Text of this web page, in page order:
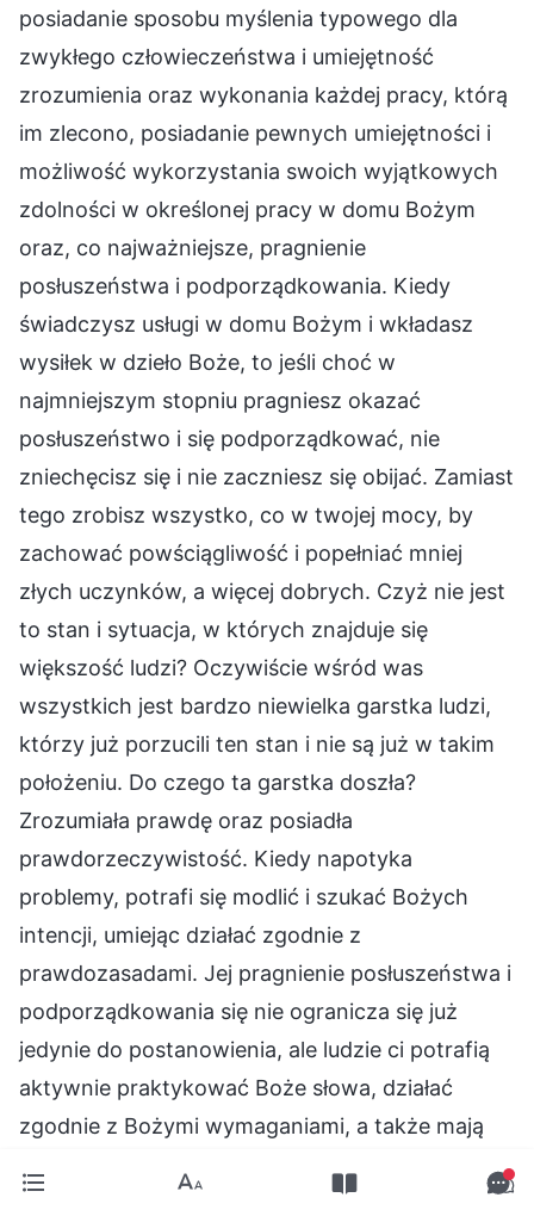
posiadanie sposobu myślenia typowego dla
zwykłego człowieczeństwa i umiejętność
zrozumienia oraz wykonania każdej pracy, którą
im zlecono, posiadanie pewnych umiejętności i
możliwość wykorzystania swoich wyjątkowych
zdolności w określonej pracy w domu Bożym
oraz, co najważniejsze, pragnienie
posłuszeństwa i podporządkowania. Kiedy
świadczysz usługi w domu Bożym i wkładasz
wysiłek w dzieło Boże, to jeśli choć w
najmniejszym stopniu pragniesz okazać
posłuszeństwo i się podporządkować, nie
zniechęcisz się i nie zaczniesz się obijać. Zamiast
tego zrobisz wszystko, co w twojej mocy, by
zachować powściągliwość i popełniać mniej
złych uczynków, a więcej dobrych. Czyż nie jest
to stan i sytuacja, w których znajduje się
większość ludzi? Oczywiście wśród was
wszystkich jest bardzo niewielka garstka ludzi,
którzy już porzucili ten stan i nie są już w takim
położeniu. Do czego ta garstka doszła?
Zrozumiała prawdę oraz posiadła
prawdorzeczywistość. Kiedy napotyka
problemy, potrafi się modlić i szukać Bożych
intencji, umiejąc działać zgodnie z
prawdozasadami. Jej pragnienie posłuszeństwa i
podporządkowania się nie ogranicza się już
jedynie do postanowienia, ale ludzie ci potrafią
aktywnie praktykować Boże słowa, działać
zgodnie z Bożymi wymaganiami, a także mają
drodze problemy. Nie mówią ani nie działają w